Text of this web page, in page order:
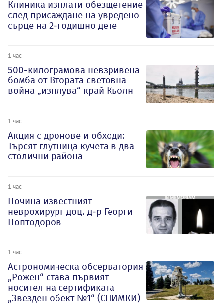
Клиника изплати обезщетение
след присаждане на увредено
сърце на 2-годишно дете
1 час
500-килограмова невзривена
бомба от Втората световна
война „изплува“ край Кьолн
1 час
Акция с дронове и обходи:
Търсят глутница кучета в два
столични района
1 час
Почина известният
неврохирург доц. д-р Георги
Поптодоров
1 час
Астрономическа обсерватория
„Рожен“ става първият
носител на сертификата
„Звезден обект №1“ (СНИМКИ)